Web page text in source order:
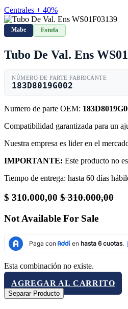
Centrales + 40%
Mabe Estufa
Tubo De Val. Ens
NÚMERO DE PARTE FABRICANTE
183D8019G002
Numero de parte OEM:
Compatibilidad garantizada para un
Nuestra empresa es lider en el
IMPORTANTE: Este producto no
Tiempo de entrega: hasta 60 días
$ 310.000,00 $310.000,00
Not Available For Sale
Esta combinación no existe.
AGREGAR AL CARRITO
Separar Producto